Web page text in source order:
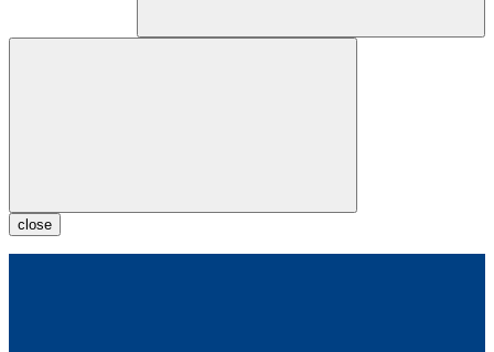
close